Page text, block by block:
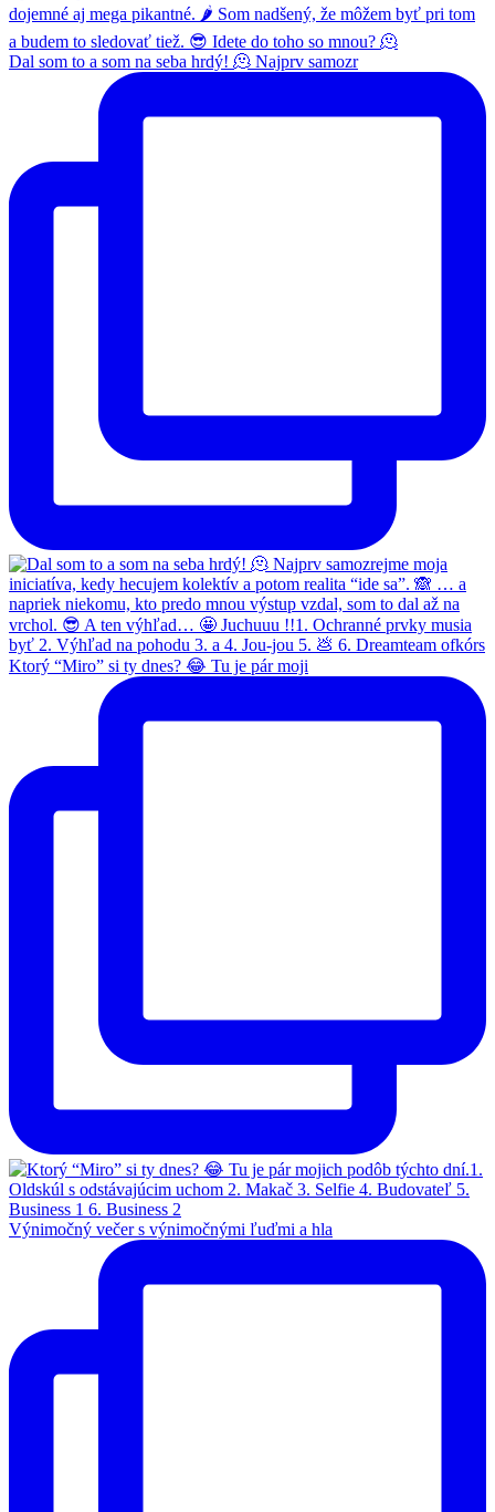
Dal som to a som na seba hrdý! 🫠 Najprv samozr
Ktorý “Miro” si ty dnes? 😂 Tu je pár moji
Výnimočný večer s výnimočnými ľuďmi a hla